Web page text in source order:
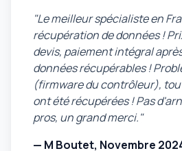
"Le meilleur spécialiste en
récupération de données !
devis, paiement intégral
données récupérables !
(firmware du contrôleur),
ont été récupérées ! Pas
pros, un grand merci."
— M Boutet, Novembre